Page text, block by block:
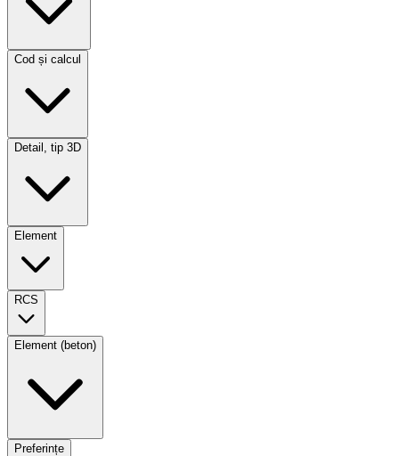
Cod și calcul
Detail, tip 3D
Element
RCS
Element (beton)
Preferințe